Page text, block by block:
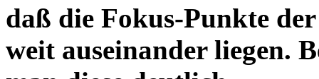
daß die Fokus-Punkte
weit auseinander liegen.